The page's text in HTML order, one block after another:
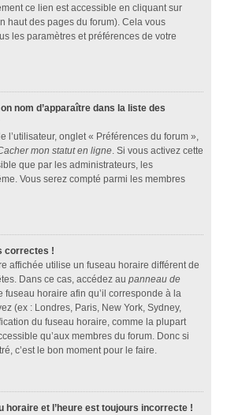
ce lien est accessible en cliquant sur
haut des pages du forum). Cela vous
les paramètres et préférences de votre
nom d’apparaître dans la liste des
l’utilisateur, onglet « Préférences du forum »,
mon statut en ligne . Si vous activez cette
que par les administrateurs, les
Vous serez compté parmi les membres
correctes !
affichée utilise un fuseau horaire différent de
Dans ce cas, accédez au panneau de
fuseau horaire afin qu’il corresponde à la
(ex : Londres, Paris, New York, Sydney,
du fuseau horaire, comme la plupart
qu’aux membres du forum. Donc si
c’est le bon moment pour le faire.
horaire et l’heure est toujours incorrecte !